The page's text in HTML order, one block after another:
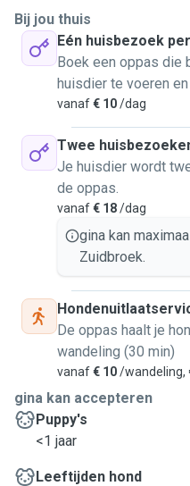
en ook katten gehad. Ik heb
van mijzelf, liefde te geven
dat ik mijn dieren diensten
verpleegkundige geweest,
medicatie verzorging is
is dat in het
boeken van een wandeling
op.Tik op een clip om deze
info is wat dubbel maar
Bij jou thuis
Eén huisbezoek
Boek een oppas die
huisdier te voeren
vanaf€ 10/dag
Twee
Je huisdier wordt
de oppas.
vanaf€ 18/dag
gina kan
Zuidbroek.
De oppas haalt je
wandeling (30 min)
vanaf€ 10/wandeling,
gina kan accepteren
Puppy's
<1 jaar
Leeftijden hond